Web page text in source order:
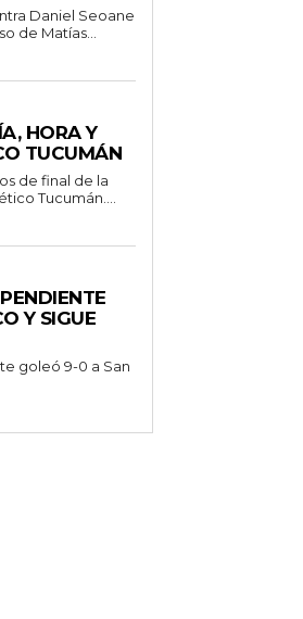
Daniel Seoane
de Matías...
HORA Y
TUCUMÁN
de final de la
Tucumán....
Y SIGUE
goleó 9-0 a San